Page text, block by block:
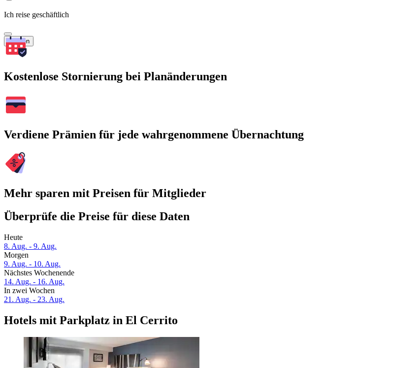
Ich reise geschäftlich
Suchen
Kostenlose Stornierung bei Planänderungen
Verdiene Prämien für jede wahrgenommene Übernachtung
Mehr sparen mit Preisen für Mitglieder
Überprüfe die Preise für diese Daten
Heute
8. Aug. - 9. Aug.
Morgen
9. Aug. - 10. Aug.
Nächstes Wochenende
14. Aug. - 16. Aug.
In zwei Wochen
21. Aug. - 23. Aug.
Hotels mit Parkplatz in El Cerrito